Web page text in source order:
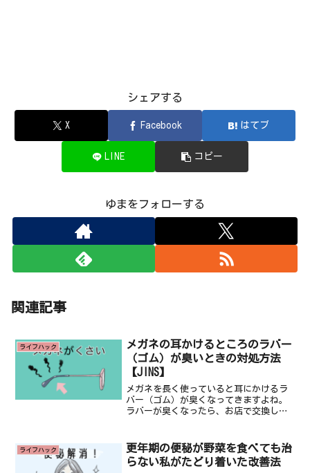
シェアする
X Facebook はてブ
LINE コピー
ゆまをフォローする
関連記事
ライフハック
メガネの耳かけるところのラバー
（ゴム）が臭いときの対処方法
【JINS】
メガネを長く使っていると耳にかけるラ
バー（ゴム）が臭くなってきますよね。
ラバーが臭くなったら、お店で交換して
してニオイが取れなくなります。この記
事では、私が実際にJIN...
ライフハック
更年期の便秘が野菜を食べても治
らない私がたどり着いた改善法